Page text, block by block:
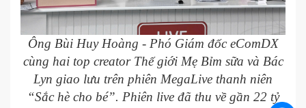
Ông Bùi Huy Hoàng - Phó Giám đốc eComDX
cùng hai top creator Thế giới Mẹ Bỉm sữa và Bác
Lyn giao lưu trên phiên MegaLive thanh niên
“Sắc hè cho bé”. Phiên live đã thu về gần 22 tỷ